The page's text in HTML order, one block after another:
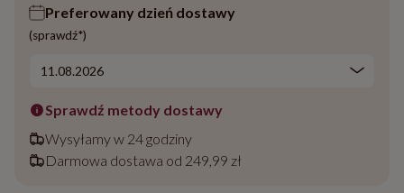
Preferowany dzień dostawy
(sprawdź*)
Sprawdź metody dostawy
Wysyłamy w 24 godziny
Darmowa dostawa od 249,99 zł